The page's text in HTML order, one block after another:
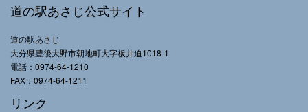
道の駅あさじ公式サイト
道の駅あさじ
大分県豊後大野市朝地町大字板井迫1018-1
電話：0974-64-1210
FAX：0974-64-1211
リンク